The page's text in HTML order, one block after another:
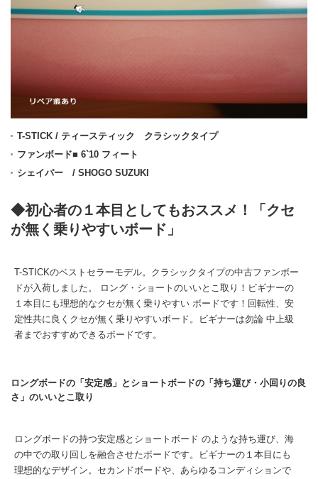
T-STICK / ティースティック クラシックタイプ
ファンボード■ 6`10 フィート
シェイパー / SHOGO SUZUKI
◆初心者の１本目としてもおススメ！「クセ
が無く乗りやすいボード」
T-STICKのベストセラーモデル。クラシックタイプの中古ファンボー
ドが入荷しました。 ロング・ショートのいいとこ取り！ビギナーの
１本目にも理想的なクセが無く乗りやすい ボードです！回転性、安
定性共に良くクセが無く乗りやすいボード。ビギナーは勿論 中上級
者までおすすめできるボードです。
ロングボードの「安定感」とショートボードの「持ち運び・小回りの良
さ」のいいとこ取り
ロングボードの持つ安定感とショートボード のような持ち運び、海
の中での取り回しを融合させたボードです。ビギナーの１本目にも
理想的なデザイン。セカンドボードや、あらゆるコンディションで